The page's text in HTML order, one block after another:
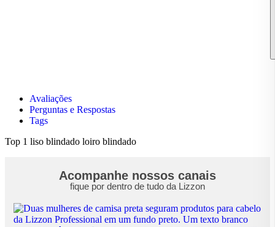
Avaliações
Perguntas e Respostas
Tags
Top 1 liso blindado loiro blindado
Acompanhe nossos canais
fique por dentro de tudo da Lizzon